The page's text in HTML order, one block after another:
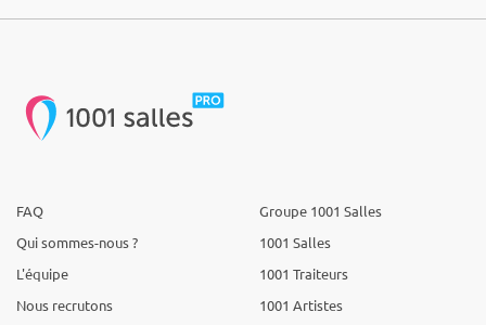
FAQ
Qui sommes-nous ?
L'équipe
Nous recrutons
Groupe 1001 Salles
1001 Salles
1001 Traiteurs
1001 Artistes